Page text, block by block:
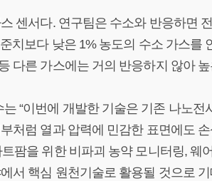
센서다. 연구팀은 수소와 반응하면
치보다 낮은 1% 농도의 수소 가스를
다른 가스에는 거의 반응하지 않아
“이번에 개발한 기술은 기존 나노
처럼 열과 압력에 민감한 표면에도
팜을 위한 비파괴 농약 모니터링,
서 핵심 원천기술로 활용될 것으로